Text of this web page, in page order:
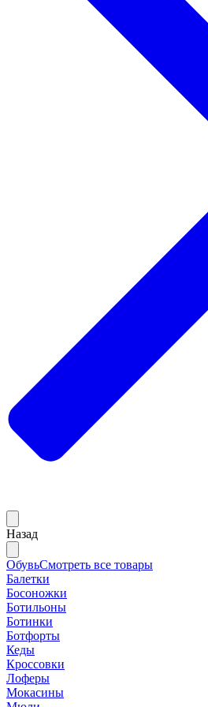
Назад
ОбувьСмотреть все товары
Балетки
Босоножки
Ботильоны
Ботинки
Ботфорты
Кеды
Кроссовки
Лоферы
Мокасины